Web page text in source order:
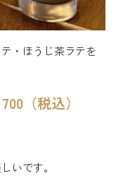
・ほうじ茶ラテを
（税込）
いです。